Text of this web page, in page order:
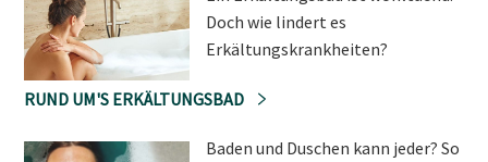
Doch wie lindert es
Erkältungskrankheiten?
RUND UM'S ERKÄLTUNGSBAD
Baden und Duschen kann jeder? So